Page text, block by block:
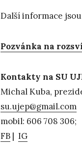
Další informace
Pozvánka na
Kontakty na SU
Michal Kuba,
su.ujep@gmail.com
mobil: 606 708 306;
FB | IG